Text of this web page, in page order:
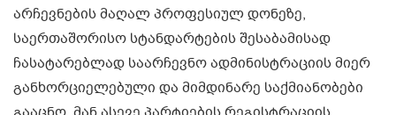
არჩევნების მაღალ პროფესიულ დონეზე,
საერთაშორისო სტანდარტების შესაბამისად
ჩასატარებლად საარჩევნო ადმინისტრაციის მიერ
განხორციელებული და მიმდინარე საქმიანობები